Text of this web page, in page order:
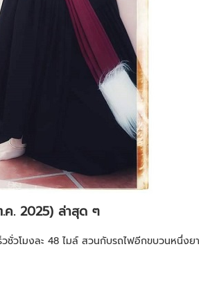
. 2025) ล่าสุด ๆ
วโมงละ 48 ไมล์ สวนกับรถไฟอีกขบวนหนึ่ง